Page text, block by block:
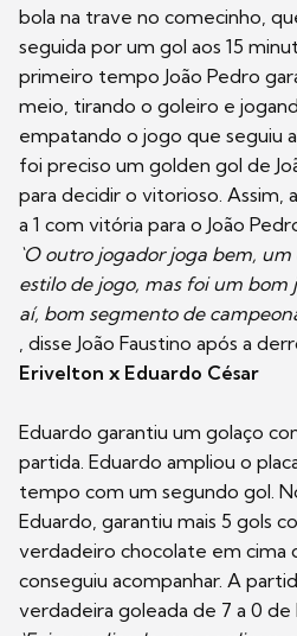
bola na trave no comecinho,
seguida por um gol aos 15
primeiro tempo João Pedro
meio, tirando o goleiro e
empatando o jogo que seguiu
foi preciso um golden gol de
para decidir o vitorioso. Assim,
a 1 com vitória para o João
`O outro jogador joga bem,
estilo de jogo, mas foi um bom
aí, bom segmento de
, disse João Faustino após a
Erivelton x Eduardo César
Eduardo garantiu um golaço
partida. Eduardo ampliou o
tempo com um segundo gol.
Eduardo, garantiu mais 5 gols
verdadeiro chocolate em cima
conseguiu acompanhar. A
verdadeira goleada de 7 a 0 de